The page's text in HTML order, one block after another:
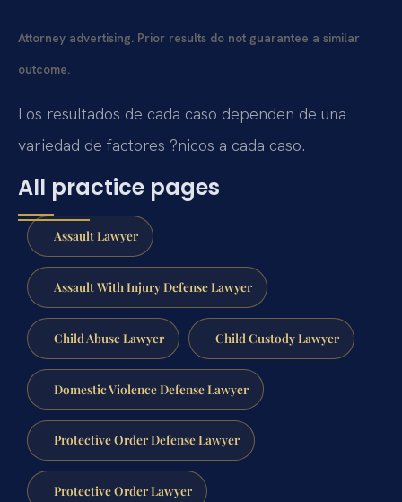
Attorney advertising. Prior results do not guarantee a similar
outcome.
Los resultados de cada caso dependen de una
variedad de factores ?nicos a cada caso.
All practice pages
Assault Lawyer
Assault With Injury Defense Lawyer
Child Abuse Lawyer Child Custody Lawyer
Domestic Violence Defense Lawyer
Protective Order Defense Lawyer
Protective Order Lawyer